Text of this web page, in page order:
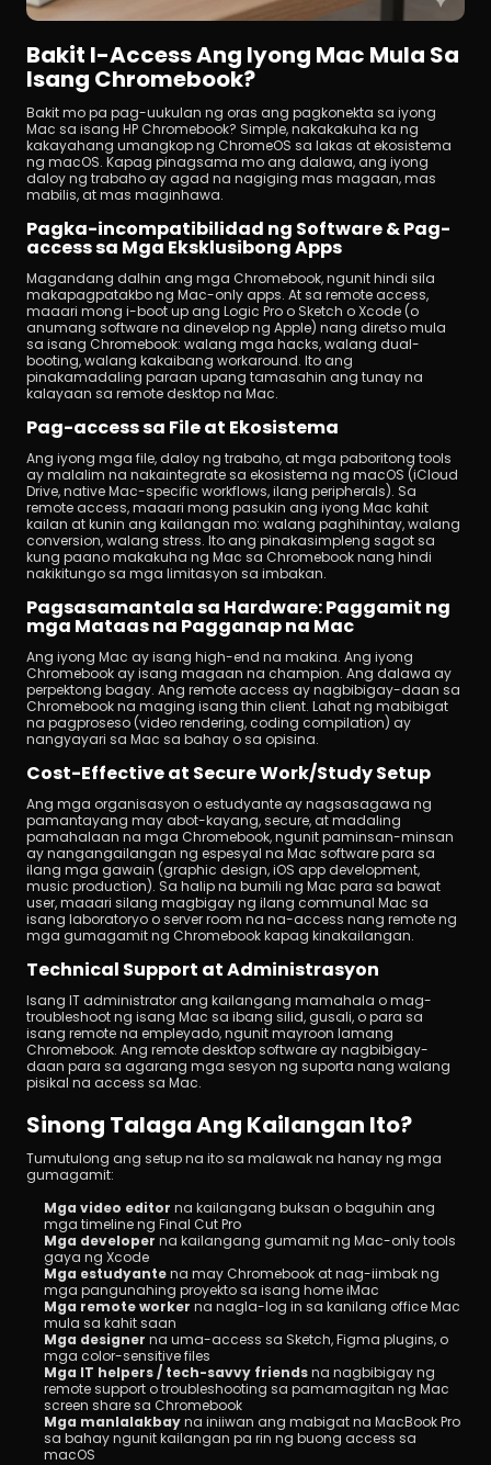
Bakit I-Access Ang Iyong Mac Mula Sa
Isang Chromebook?
Bakit mo pa pag-uukulan ng oras ang pagkonekta sa iyong
Mac sa isang HP Chromebook? Simple, nakakakuha ka ng
kakayahang umangkop ng ChromeOS sa lakas at ekosistema
ng macOS. Kapag pinagsama mo ang dalawa, ang iyong
daloy ng trabaho ay agad na nagiging mas magaan, mas
mabilis, at mas maginhawa.
Pagka-incompatibilidad ng Software & Pag-
access sa Mga Eksklusibong Apps
Magandang dalhin ang mga Chromebook, ngunit hindi sila
makapagpatakbo ng Mac-only apps. At sa remote access,
maaari mong i-boot up ang Logic Pro o Sketch o Xcode (o
anumang software na dinevelop ng Apple) nang diretso mula
sa isang Chromebook: walang mga hacks, walang dual-
booting, walang kakaibang workaround. Ito ang
pinakamadaling paraan upang tamasahin ang tunay na
kalayaan sa remote desktop na Mac.
Pag-access sa File at Ekosistema
Ang iyong mga file, daloy ng trabaho, at mga paboritong tools
ay malalim na nakaintegrate sa ekosistema ng macOS (iCloud
Drive, native Mac-specific workflows, ilang peripherals). Sa
remote access, maaari mong pasukin ang iyong Mac kahit
kailan at kunin ang kailangan mo: walang paghihintay, walang
conversion, walang stress. Ito ang pinakasimpleng sagot sa
kung paano makakuha ng Mac sa Chromebook nang hindi
nakikitungo sa mga limitasyon sa imbakan.
Pagsasamantala sa Hardware: Paggamit ng
mga Mataas na Pagganap na Mac
Ang iyong Mac ay isang high-end na makina. Ang iyong
Chromebook ay isang magaan na champion. Ang dalawa ay
perpektong bagay. Ang remote access ay nagbibigay-daan sa
Chromebook na maging isang thin client. Lahat ng mabibigat
na pagproseso (video rendering, coding compilation) ay
nangyayari sa Mac sa bahay o sa opisina.
Cost-Effective at Secure Work/Study Setup
Ang mga organisasyon o estudyante ay nagsasagawa ng
pamantayang may abot-kayang, secure, at madaling
pamahalaan na mga Chromebook, ngunit paminsan-minsan
ay nangangailangan ng espesyal na Mac software para sa
ilang mga gawain (graphic design, iOS app development,
music production). Sa halip na bumili ng Mac para sa bawat
user, maaari silang magbigay ng ilang communal Mac sa
isang laboratoryo o server room na na-access nang remote ng
mga gumagamit ng Chromebook kapag kinakailangan.
Technical Support at Administrasyon
Isang IT administrator ang kailangang mamahala o mag-
troubleshoot ng isang Mac sa ibang silid, gusali, o para sa
isang remote na empleyado, ngunit mayroon lamang
Chromebook. Ang remote desktop software ay nagbibigay-
daan para sa agarang mga sesyon ng suporta nang walang
pisikal na access sa Mac.
Sinong Talaga Ang Kailangan Ito?
Tumutulong ang setup na ito sa malawak na hanay ng mga
gumagamit:
Mga video editor na kailangang buksan o baguhin ang
mga timeline ng Final Cut Pro
Mga developer na kailangang gumamit ng Mac-only tools
gaya ng Xcode
Mga estudyante na may Chromebook at nag-iimbak ng
mga pangunahing proyekto sa isang home iMac
Mga remote worker na nagla-log in sa kanilang office Mac
mula sa kahit saan
Mga designer na uma-access sa Sketch, Figma plugins, o
mga color-sensitive files
Mga IT helpers / tech-savvy friends na nagbibigay ng
remote support o troubleshooting sa pamamagitan ng Mac
screen share sa Chromebook
Mga manlalakbay na iniiwan ang mabigat na MacBook Pro
sa bahay ngunit kailangan pa rin ng buong access sa
macOS